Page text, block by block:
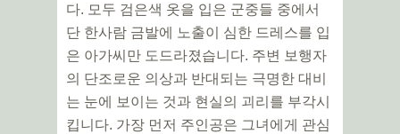
다. 모두 검은색 옷을 입은 군중들 중에서
단 한사람 금발에 노출이 심한 드레스를 입
은 아가씨만 도드라졌습니다. 주변 보행자
의 단조로운 의상과 반대되는 극명한 대비
는 눈에 보이는 것과 현실의 괴리를 부각시
킵니다. 가장 먼저 주인공은 그녀에게 관심